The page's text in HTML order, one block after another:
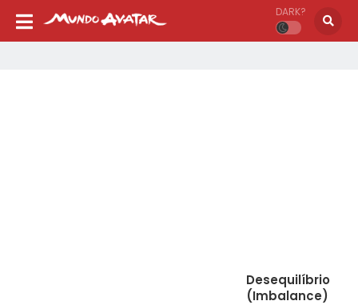
DARK?
Desequilíbrio
(Imbalance)